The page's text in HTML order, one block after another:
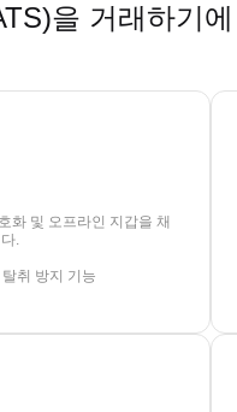
을 거래하기
화 및 오프라인 지갑을 채
.
취 방지 기능